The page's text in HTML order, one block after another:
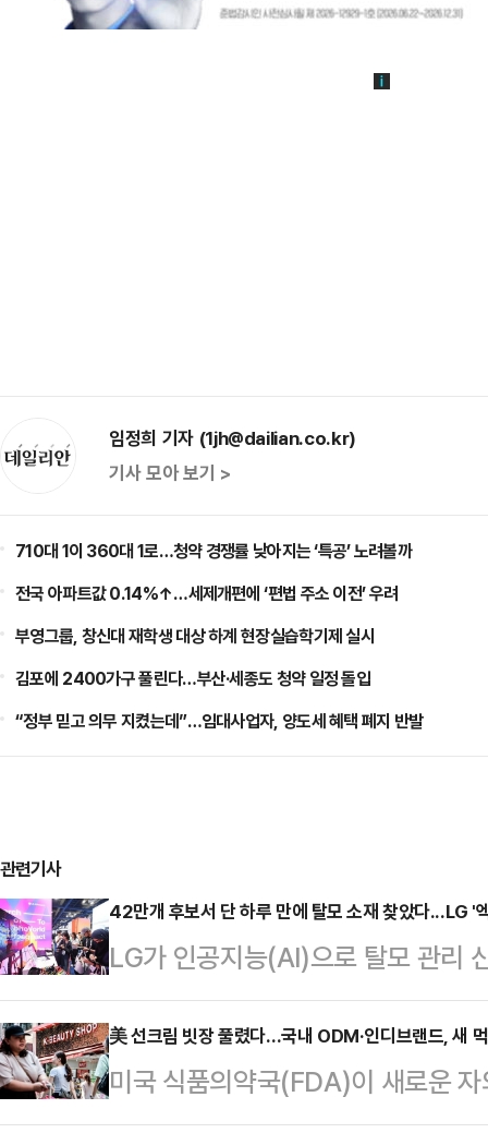
임정희 기자 (1jh@dailian.co.kr)
기사 모아 보기 >
710대 1이 360대 1로…청약 경쟁률 낮아지는 ‘특공’ 노려볼까
전국 아파트값 0.14%↑…세제개편에 ‘편법 주소 이전’ 우려
부영그룹, 창신대 재학생 대상 하계 현장실습학기제 실시
김포에 2400가구 풀린다…부산·세종도 청약 일정 돌입
“정부 믿고 의무 지켰는데”…임대사업자, 양도세 혜택 폐지 반발
관련기사
42만개 후보서 단 하루 만에 탈모 소재 찾았다...LG '
LG가 인공지능(AI)으로 탈모 관리
종목을 매일 분석하는 사례를 공개
에 그치지 않고 신소재 발굴, 금융
용하고 있다는 점을 강조한 것이다
美 선크림 빗장 풀렸다…국내 ODM·인디브랜드, 새
미국 식품의약국(FDA)이 새로운
뷰티업계가 미국 선케어 시장 확대